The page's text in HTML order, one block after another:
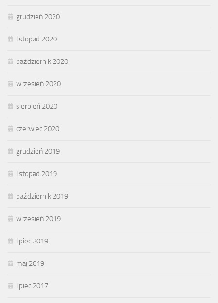
grudzień 2020
listopad 2020
październik 2020
wrzesień 2020
sierpień 2020
czerwiec 2020
grudzień 2019
listopad 2019
październik 2019
wrzesień 2019
lipiec 2019
maj 2019
lipiec 2017